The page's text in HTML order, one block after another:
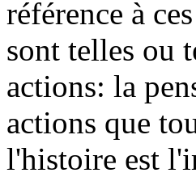
référence à
sont telles ou
actions: la
actions que
l'histoire est